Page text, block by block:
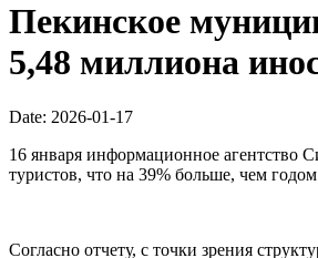
Пекинское
5,48 миллиона
Date: 2026-01-17
16 января информационное агентство
туристов, что на 39% больше, чем
Согласно отчету, с точки зрения